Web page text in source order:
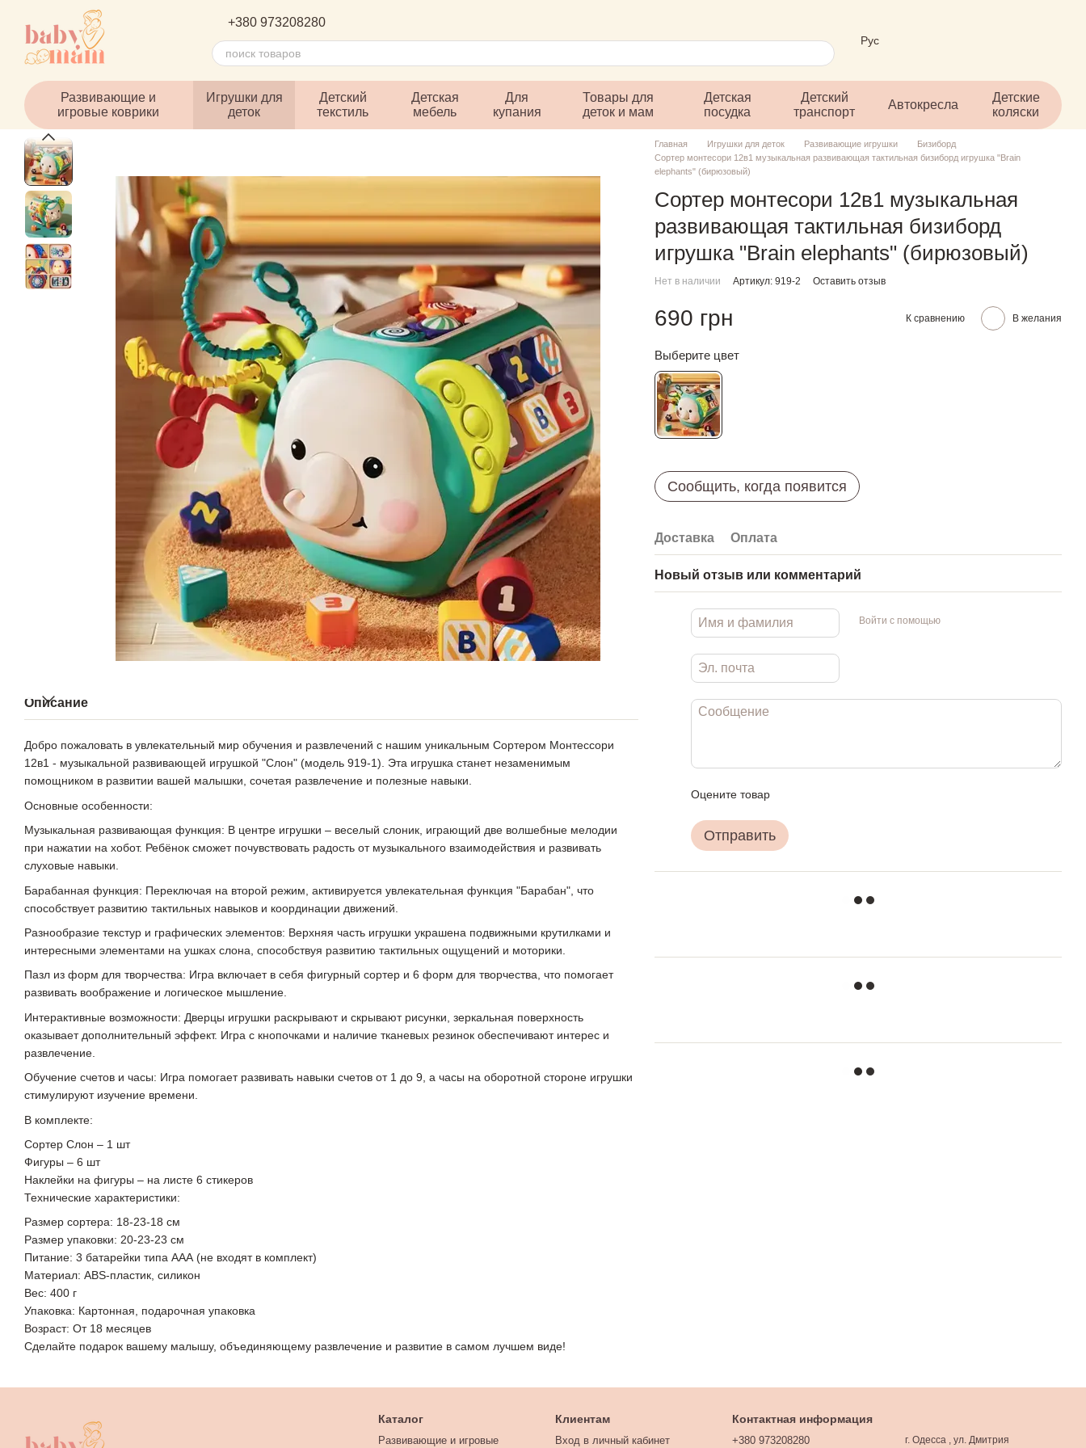
Перейти к основному контенту
+380 973208280
Рус
Развивающие и
игровые коврики
Игрушки для
деток
Детский
текстиль
Детская
мебель
Для
купания
Товары для
деток и мам
Детская
посудка
Детский
транспорт
Автокресла
Детские
коляски
Описание
Добро пожаловать в увлекательный мир обучения и развлечений с нашим уникальным Сортером Монтессори
12в1 - музыкальной развивающей игрушкой "Слон" (модель 919-1). Эта игрушка станет незаменимым
помощником в развитии вашей малышки, сочетая развлечение и полезные навыки.
Основные особенности:
Музыкальная развивающая функция: В центре игрушки – веселый слоник, играющий две волшебные мелодии
при нажатии на хобот. Ребёнок сможет почувствовать радость от музыкального взаимодействия и развивать
слуховые навыки.
Барабанная функция: Переключая на второй режим, активируется увлекательная функция "Барабан", что
способствует развитию тактильных навыков и координации движений.
Разнообразие текстур и графических элементов: Верхняя часть игрушки украшена подвижными крутилками и
интересными элементами на ушках слона, способствуя развитию тактильных ощущений и моторики.
Пазл из форм для творчества: Игра включает в себя фигурный сортер и 6 форм для творчества, что помогает
развивать воображение и логическое мышление.
Интерактивные возможности: Дверцы игрушки раскрывают и скрывают рисунки, зеркальная поверхность
оказывает дополнительный эффект. Игра с кнопочками и наличие тканевых резинок обеспечивают интерес и
развлечение.
Обучение счетов и часы: Игра помогает развивать навыки счетов от 1 до 9, а часы на оборотной стороне игрушки
стимулируют изучение времени.
В комплекте:
Сортер Слон – 1 шт
Фигуры – 6 шт
Наклейки на фигуры – на листе 6 стикеров
Технические характеристики:
Размер сортера: 18-23-18 см
Размер упаковки: 20-23-23 см
Питание: 3 батарейки типа ААА (не входят в комплект)
Материал: ABS-пластик, силикон
Вес: 400 г
Упаковка: Картонная, подарочная упаковка
Возраст: От 18 месяцев
Сделайте подарок вашему малышу, объединяющему развлечение и развитие в самом лучшем виде!
Главная Игрушки для деток Развивающие игрушки
Бизиборд
Сортер монтесори 12в1 музыкальная развивающая тактильная бизиборд игрушка "Brain
elephants" (бирюзовый)
Сортер монтесори 12в1 музыкальная
развивающая тактильная бизиборд
игрушка "Brain elephants" (бирюзовый)
Нет в наличии Артикул: 919-2 Оставить отзыв
690 грн К сравнению В желания
Выберите цвет
Сообщить, когда появится
Доставка Оплата
Новый отзыв или комментарий
Войти с помощью
Оцените товар
Отправить
Каталог
Развивающие и игровые
Клиентам
Вход в личный кабинет
Контактная информация
+380 973208280
г. Одесса , ул. Дмитрия